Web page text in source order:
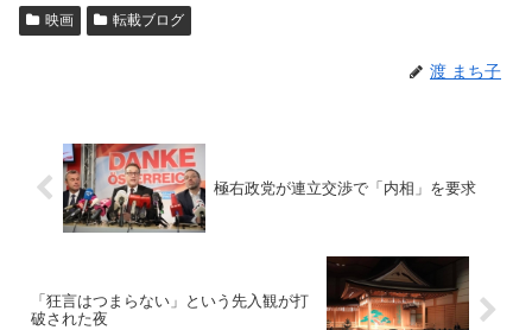
映画 転載ブログ
渡 まち子
極右政党が連立交渉で「内相」を要求
「狂言はつまらない」という先入観が打
破された夜